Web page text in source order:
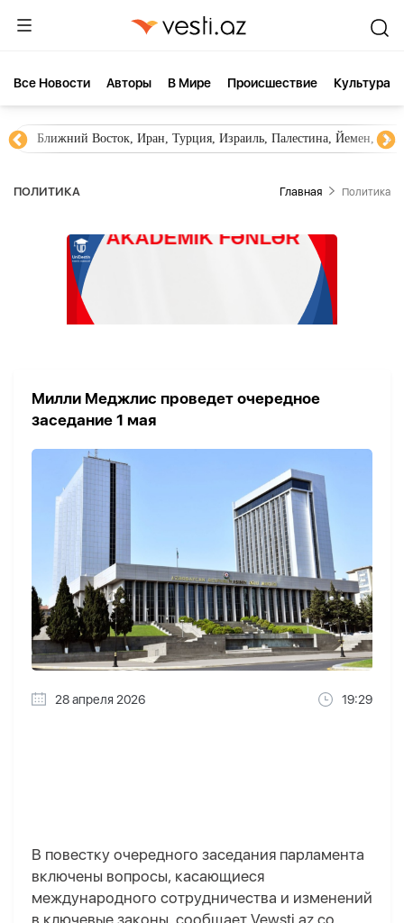
Все Новости Aвторы В Мире Происшествие Культура
Ближний Восток, Иран, Турция, Израиль, Палестина, Йемен,
ПОЛИТИКА Главная Политика
Милли Меджлис проведет очередное
заседание 1 мая
28 апреля 2026 19:29
В повестку очередного заседания парламента
включены вопросы, касающиеся
международного сотрудничества и изменений